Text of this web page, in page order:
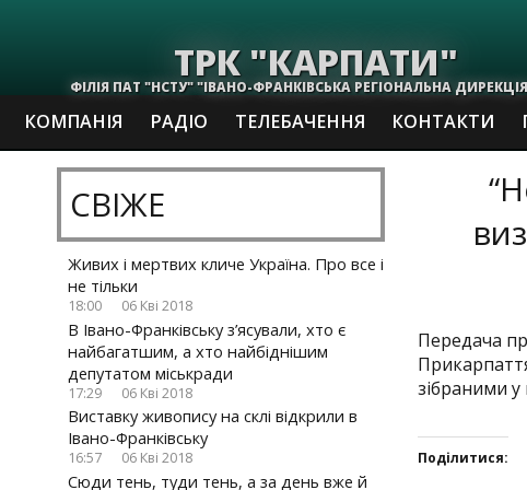
ТРК "КАРПАТИ"
ФІЛІЯ ПАТ "НСТУ" "ІВАНО-ФРАНКІВСЬКА РЕГІОНАЛЬНА
КОМПАНІЯ РАДІО ТЕЛЕБАЧЕННЯ КОНТАКТИ
СВІЖЕ
Живих і мертвих кличе Україна. Про все і
не тільки
18:00 06 Кві 2018
В Івано-Франківську з’ясували, хто є
найбагатшим, а хто найбіднішим
депутатом міськради
17:29 06 Кві 2018
Виставку живопису на склі відкрили в
Івано-Франківську
16:57 06 Кві 2018
Сюди тень, туди тень, а за день вже й
Передача
зібраними у
Поділитися: